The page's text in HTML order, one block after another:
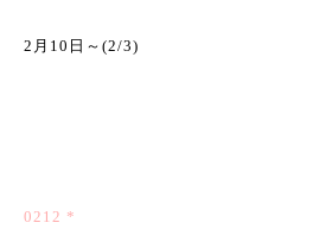
2月10日～(2/3)
0212 *